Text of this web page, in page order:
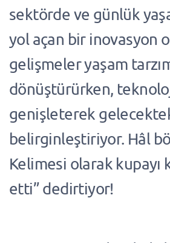
sektörde ve günlük
yol açan bir inovasyon
gelişmeler yaşam
dönüştürürken,
genişleterek
belirginleştiriyor. Hâl
Kelimesi olarak kupayı
etti” dedirtiyor!